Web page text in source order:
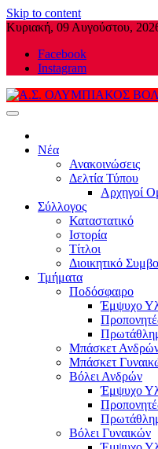
Skip to content
Κυριακή, 09 Αυγούστου,
Facebook
Instagram
Νέα
Ανακοινώσεις
Δελτία Τύπου
Αρχηγοί
Σύλλογος
Καταστατικό
Ιστορία
Τίτλοι
Διοικητικό
Τμήματα
Ποδόσφαιρο
Έμψυχο
Μπάσκετ
Μπάσκετ
Βόλει Ανδρών
Έμψυχο
Βόλει Γυναικών